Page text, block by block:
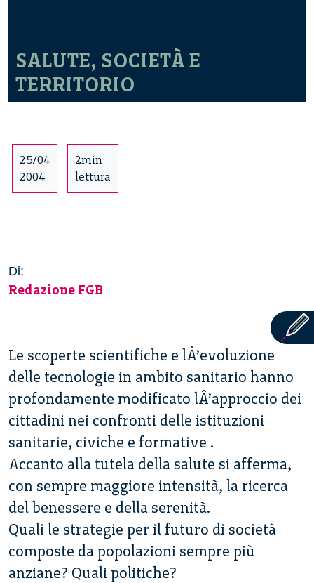
SALUTE, SOCIETÀ E
TERRITORIO
25/04
2004
2min
lettura
Di:
Redazione FGB
Le scoperte scientifiche e lÂ’evoluzione
delle tecnologie in ambito sanitario hanno
profondamente modificato lÂ’approccio dei
cittadini nei confronti delle istituzioni
sanitarie, civiche e formative .
Accanto alla tutela della salute si afferma,
con sempre maggiore intensità, la ricerca
del benessere e della serenità.
Quali le strategie per il futuro di società
composte da popolazioni sempre più
anziane? Quali politiche?